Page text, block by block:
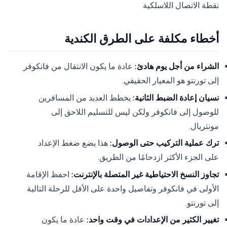
نقطة الاتصال اللاسلكية
أخطاء مكلفة على الطرق الكندية
الشراء من أجل يوم هادئ: عادة ما يكون الانتقال من فانكوفر
إلى تورنتو هو المعيار الحقيقي.
نسيان إعادة الضبط الثانية: يخطط العديد من المسافرين
للوصول إلى فانكوفر ولكن ليس للتسليم اللاحق إلى
مونتريال.
ترك عملية التركيب حتى الوصول: هذا يضع ضغط الإعداد
على الجزء الأكثر ازدحامًا من الطريق.
تجاوز النسخ الاحتياطية غير المتصلة بالإنترنت: احفظ الإقامة
الأولى في فانكوفر وتفاصيل واحدة على الأقل للرحلة التالية
إلى تورنتو.
تغيير الكثير من الإعدادات في وقت واحد: عادة ما يكون